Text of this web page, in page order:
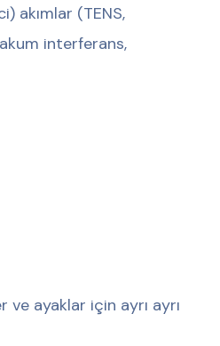
akımlar (TENS,
interferans,
ve ayaklar için ayrı ayrı